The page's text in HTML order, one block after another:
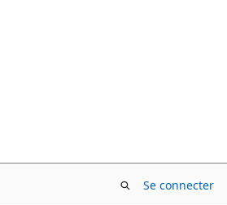
Se connecter